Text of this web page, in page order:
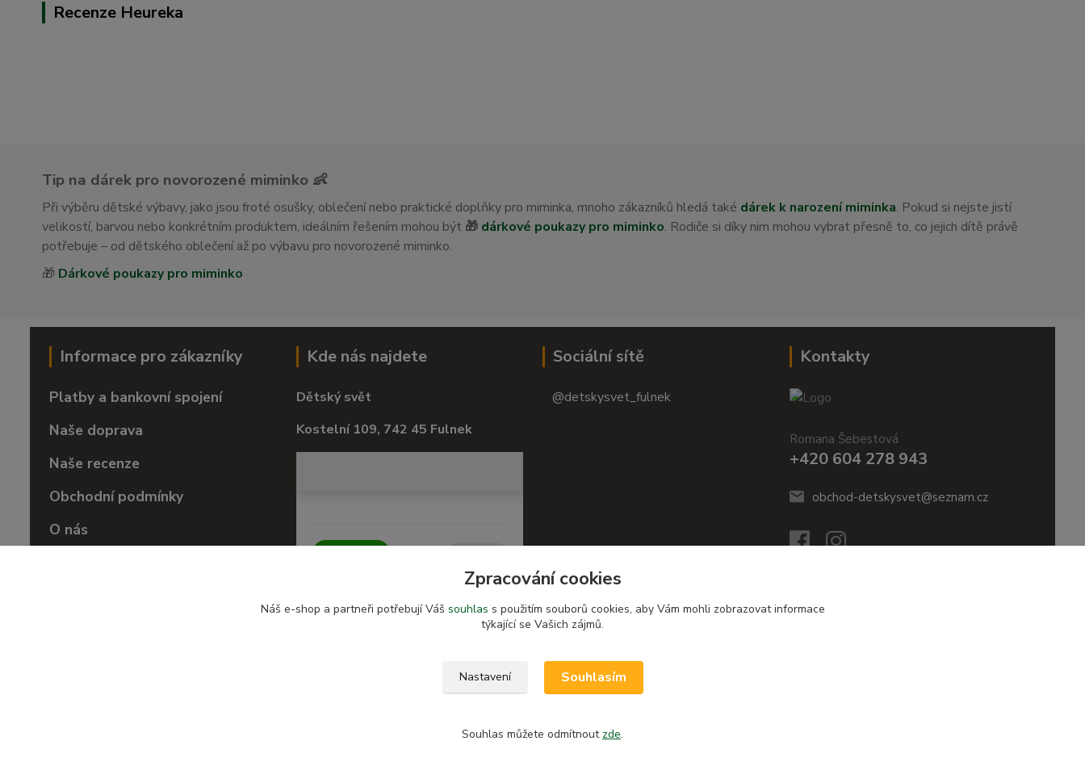
Recenze Heureka
Tip na dárek pro novorozené miminko 👶
Při výběru dětské výbavy, jako jsou froté osušky, oblečení nebo praktické doplňky pro miminka, mnoho zákazníků hledá také dárek k narození miminka. Pokud si nejste jistí
velikostí, barvou nebo konkrétním produktem, ideálním řešením mohou být 🎁 dárkové poukazy pro miminko. Rodiče si díky nim mohou vybrat přesně to, co jejich dítě právě
potřebuje – od dětského oblečení až po výbavu pro novorozené miminko.
🎁 Dárkové poukazy pro miminko
Informace pro zákazníky
Platby a bankovní spojení
Naše doprava
Naše recenze
Obchodní podmínky
O nás
Kde nás najdete
Dětský svět
Kostelní 109, 742 45 Fulnek
Sociální sítě
@detskysvet_fulnek
Kontakty
Romana Šebestová
+420 604 278 943
obchod-detskysvet@seznam.cz
Zpracování cookies
Náš e-shop a partneři potřebují Váš souhlas s použitím souborů cookies, aby Vám mohli zobrazovat informace
týkající se Vašich zájmů.
Nastavení Souhlasím
Souhlas můžete odmítnout zde.